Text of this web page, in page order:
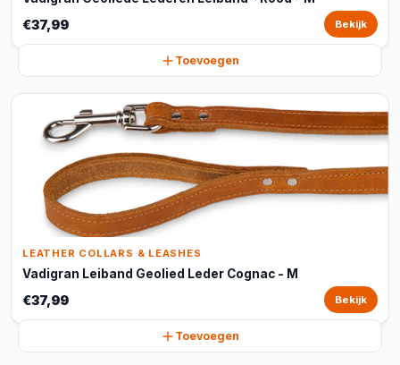
€37,99 Bekijk
Toevoegen
LEATHER COLLARS & LEASHES
Vadigran Leiband Geolied Leder Cognac - M
€37,99 Bekijk
Toevoegen